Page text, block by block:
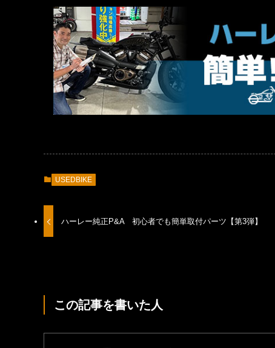
USEDBIKE
ハーレー純正P&A 初心者でも簡単取付パーツ【第3弾】
この記事を書いた人